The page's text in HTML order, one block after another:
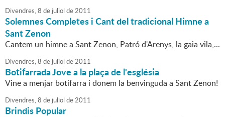
Divendres,8 de juliol de2011
Solemnes Completes i Cant del tradicional Himne a
Sant Zenon
Cantem un himne a Sant Zenon, Patró d'Arenys, la gaia vila,...
Divendres,8 de juliol de2011
Botifarrada Jove a la plaça de l'església
Vine a menjar botifarra i donem la benvinguda a Sant Zenon!
Divendres,8 de juliol de2011
Brindis Popular